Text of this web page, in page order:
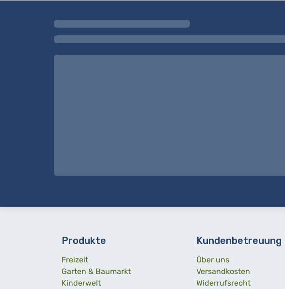
Produkte
Freizeit
Garten & Baumarkt
Kinderwelt
Kundenbetreuung
Über uns
Versandkosten
Widerrufsrecht